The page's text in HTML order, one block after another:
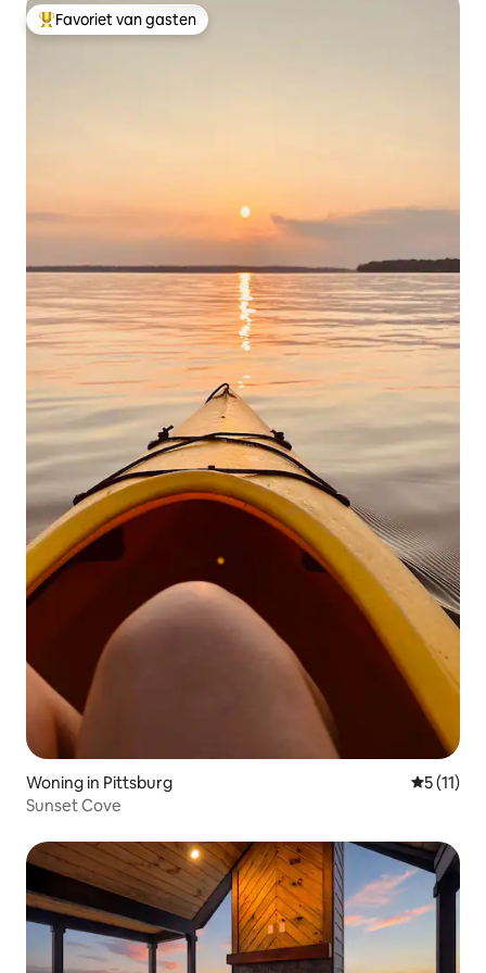
Topfavoriet van gasten
Favoriet van gasten
Woning in Pittsburg
5 (11)
Sunset Cove